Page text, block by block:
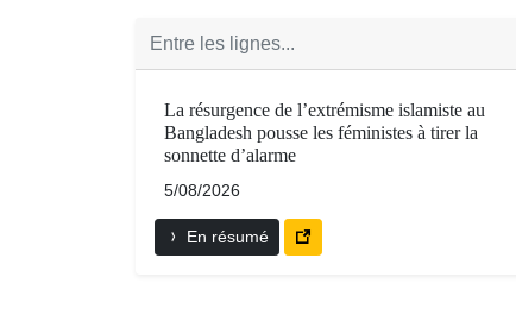
Entre les lignes...
La résurgence de l’extrémisme islamiste au
Bangladesh pousse les féministes à tirer la
sonnette d’alarme
5/08/2026
En résumé